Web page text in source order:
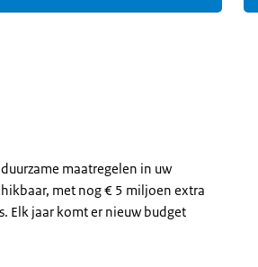
maatregelen in uw
met nog € 5 miljoen extra
Elk jaar komt er nieuw budget